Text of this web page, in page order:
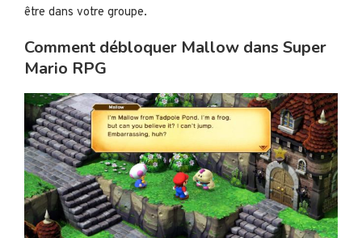
être dans votre groupe.
Comment débloquer Mallow dans Super
Mario RPG